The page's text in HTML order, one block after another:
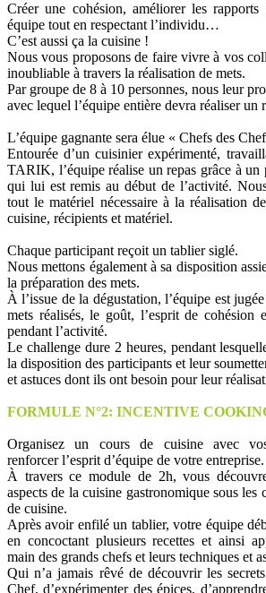
Créer une cohésion, améliorer les rapports
équipe tout en respectant l’individu…
C’est aussi ça la cuisine !
Nous vous proposons de faire vivre à vos
inoubliable à travers la réalisation de mets.
Par groupe de 8 à 10 personnes, nous leur
avec lequel l’équipe entière devra réaliser un
L’équipe gagnante sera élue « Chefs des
Entourée d’un cuisinier expérimenté,
TARIK, l’équipe réalise un repas grâce à un
qui lui est remis au début de l’activité.
tout le matériel nécessaire à la réalisation
cuisine, récipients et matériel.
Chaque participant reçoit un tablier siglé.
Nous mettons également à sa disposition
la préparation des mets.
À l’issue de la dégustation, l’équipe est
mets réalisés, le goût, l’esprit de cohésion
pendant l’activité.
Le challenge dure 2 heures, pendant
la disposition des participants et leur
et astuces dont ils ont besoin pour leur
FORMULE N°2: INCENTIVE
Organisez un cours de cuisine avec
renforcer l’esprit d’équipe de votre entreprise.
À travers ce module de 2h, vous
aspects de la cuisine gastronomique sous les
de cuisine.
Après avoir enfilé un tablier, votre équipe
en concoctant plusieurs recettes et ainsi
main des grands chefs et leurs techniques et
Qui n’a jamais rêvé de découvrir les
Chef, d’expérimenter des épices,